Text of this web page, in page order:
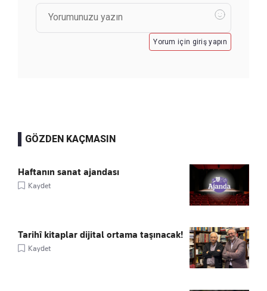
Yorum için giriş yapın
GÖZDEN KAÇMASIN
Haftanın sanat ajandası
Kaydet
Tarihî kitaplar dijital ortama taşınacak!
Kaydet